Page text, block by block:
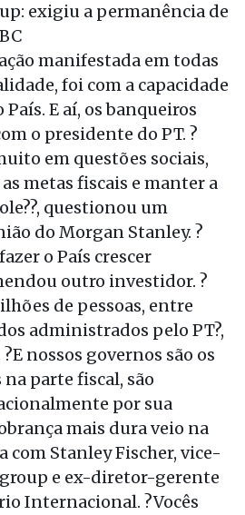
exigiu a permanência de
manifestada em todas
foi com a capacidade
E aí, os banqueiros
o presidente do PT. ?
em questões sociais,
metas fiscais e manter a
questionou um
do Morgan Stanley. ?
o País crescer
outro investidor. ?
de pessoas, entre
administrados pelo PT?,
nossos governos são os
parte fiscal, são
por sua
mais dura veio na
com Stanley Fischer, vice-
e ex-diretor-gerente
Internacional. ?Vocês